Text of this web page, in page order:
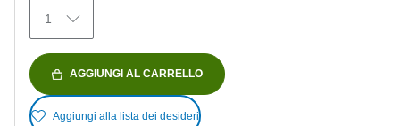
1
AGGIUNGI AL CARRELLO
Aggiungi alla lista dei desideri